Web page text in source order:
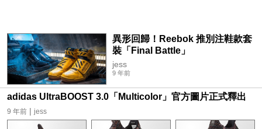
異形回歸！Reebok 推別注鞋款套
裝「Final Battle」
jess
9 年前
adidas UltraBOOST 3.0「Multicolor」官方圖片正式釋出
9 年前 | jess